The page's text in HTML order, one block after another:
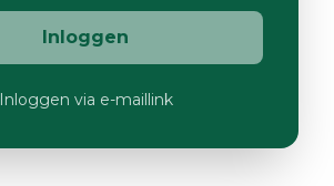
Inloggen
Inloggen via e-maillink